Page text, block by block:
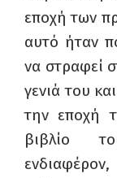
εποχή των
αυτό ήταν
να στραφεί
γενιά του
την εποχή
βιβλίο